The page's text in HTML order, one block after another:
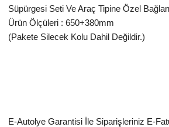
Süpürgesi Seti Ve Araç Tipine Özel
Ürün Ölçüleri : 650+380mm
(Pakete Silecek Kolu Dahil Değildir.)
E-Autolye Garantisi İle Siparişleriniz E-